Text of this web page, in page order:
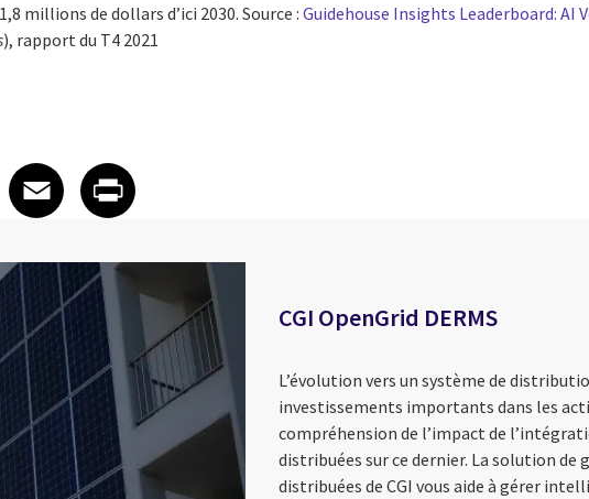
millions de dollars d’ici 2030. Source :Guidehouse Insights Leaderboard: AI
), rapport du T4 2021
LinkedIn
on X
article on Facebook
Facebook
Share article on Email
Email
Share article on Print
CGI OpenGrid DERMS
L’évolution vers un système de
investissements importants dans les
compréhension de l’impact de
distribuées sur ce dernier. La solution de
distribuées de CGI vous aide à gérer